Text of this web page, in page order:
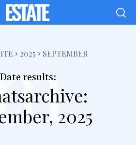
2025 SEPTEMBER
Date results:
2025